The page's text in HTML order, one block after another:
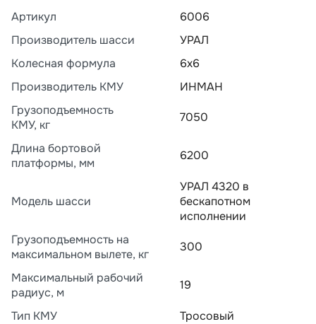
Артикул
6006
Производитель шасси
УРАЛ
Колесная формула
6х6
Производитель КМУ
ИНМАН
Грузоподъемность
КМУ, кг
7050
Длина бортовой
платформы, мм
6200
Модель шасси
УРАЛ 4320 в
бескапотном
исполнении
Грузоподъемность на
максимальном вылете, кг
300
Максимальный рабочий
радиус, м
19
Тип КМУ Тросовый